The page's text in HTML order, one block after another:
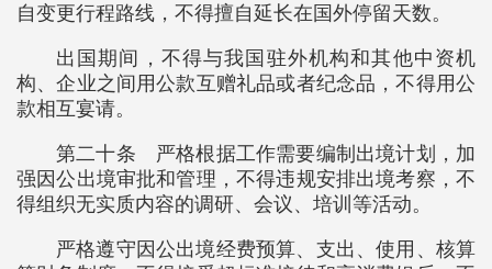
自变更行程路线，不得擅自延长在国外停留天数。
出国期间，不得与我国驻外机构和其他中资机
构、企业之间用公款互赠礼品或者纪念品，不得用公
款相互宴请。
第二十条 严格根据工作需要编制出境计划，加
强因公出境审批和管理，不得违规安排出境考察，不
得组织无实质内容的调研、会议、培训等活动。
严格遵守因公出境经费预算、支出、使用、核算